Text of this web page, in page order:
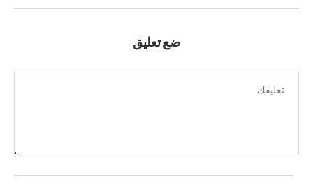
ضع تعليق